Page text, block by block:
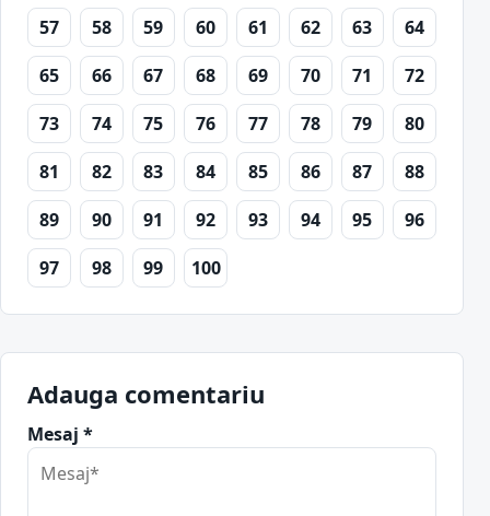
57
58 59 60 61 62 63
64
65
66 67 68 69 70 71
72
73
74 75 76 77 78 79
80
81
82 83 84 85 86 87
88
89
90 91 92 93 94 95
96
97
98 99 100
Adauga comentariu
Mesaj *